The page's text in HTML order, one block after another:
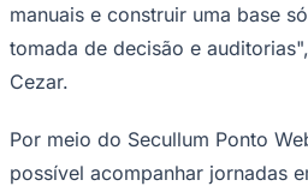
Fluminense
manuais e construir uma base
tomada de decisão e
Cezar.
Por meio do Secullum Ponto
possível acompanhar jornadas